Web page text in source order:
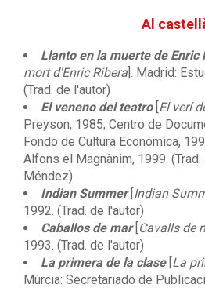
Al
Llanto en la muerte de Enric
mort d'Enric Ribera]. Madrid:
(Trad. de l'autor)
El veneno del teatro[El verí
Preyson, 1985; Centro de
Fondo de Cultura Económica,
Alfons el Magnànim, 1999.
Méndez)
Indian Summer[Indian
1992. (Trad. de l'autor)
Caballos de mar[Cavalls de
1993. (Trad. de l'autor)
La primera de la clase[La
Múrcia: Secretariado de